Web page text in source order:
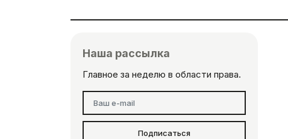
Наша рассылка
Главное за неделю в области права.
Подписаться